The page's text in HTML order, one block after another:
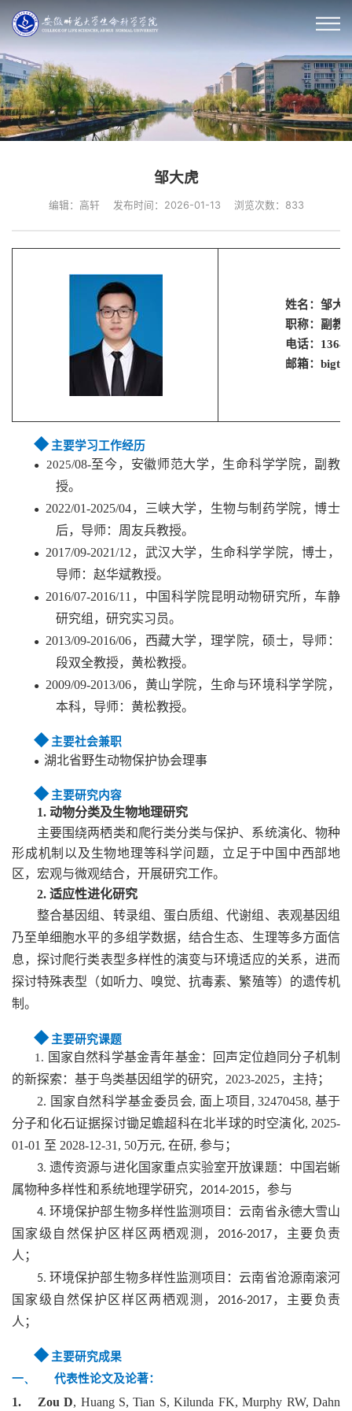
邹大虎
编辑：高轩 发布时间：2026-01-13 浏览次数： 833
姓名：邹大
职称：副教
电话：
邮箱：
◆主要学习工作经历
● 2025/08-至今，安徽师范大学，生命科学学院，副教
授。
● 2022/01-2025/04，三峡大学，生物与制药学院，博士
后，导师：周友兵教授。
● 2017/09-2021/12 ，武汉大学，生命科学学院，博士，
导师：赵华斌教授。
● 2016/07-2016/11 ，中国科学院昆明动物研究所，车静
研究组，研究实习员。
● 2013/09-2016/06，西藏大学，理学院，硕士，导师：
段双全教授，黄松教授。
● 2009/09-2013/06，黄山学院，生命与环境科学学院，
本科，导师：黄松教授。
◆ 主要社会兼职
● 湖北省野生动物保护协会理事
◆ 主要研究内容
1.动物分类及生物地理研究
主要围绕两栖类和爬行类分类与保护、系统演化、物种
形成机制以及生物地理等科学问题，立足于中国中西部地
区，宏观与微观结合，开展研究工作。
2.适应性进化研究
整合基因组、转录组、蛋白质组、代谢组、表观基因组
乃至单细胞水平的多组学数据，结合生态、生理等多方面信
息，探讨爬行类表型多样性的演变与环境适应的关系，进而
探讨特殊表型（如听力、嗅觉、抗毒素、繁殖等）的遗传机
制。
◆ 主要研究课题
1. 国家自然科学基金青年基金：回声定位趋同分子机制
的新探索：基于鸟类基因组学的研究， 2023-2025，主持；
2. 国家自然科学基金委员会, 面上项目 , 32470458, 基于
分子和化石证据探讨锄足蟾超科在北半球的时空演化, 2025-
01-01 至 2028-12-31, 50万元, 在研, 参与；
3.遗传资源与进化国家重点实验室开放课题：中国岩蜥
属物种多样性和系统地理学研究， 2014-2015，参与
4.环境保护部生物多样性监测项目：云南省永德大雪山
国家级自然保护区样区两栖观测， 2016-2017，主要负责
人；
5.环境保护部生物多样性监测项目：云南省沧源南滚河
国家级自然保护区样区两栖观测， 2016-2017，主要负责
人；
◆主要研究成果
一、
代表性论文及论著：
1. Zou D, Huang S, Tian S, Kilunda FK, Murphy RW, Dahn